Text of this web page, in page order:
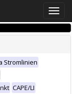
Toggle
Stromlinien
CAPE/LI